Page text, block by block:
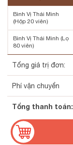
Bình Vị Thái Minh
(Hộp 20 viên)
Bình Vị Thái Minh (Lọ
80 viên)
Tổng giá trị đơn:
Phí vận chuyển
Tổng thanh toán: